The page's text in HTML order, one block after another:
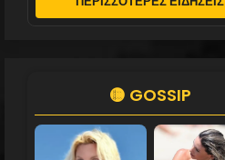
🟡 GOSSIP